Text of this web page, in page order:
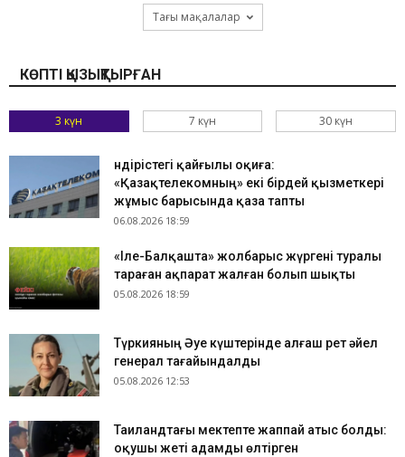
Тағы мақалалар
КӨПТІ ҚЫЗЫҚТЫРҒАН
3 күн 7 күн 30 күн
Өндірістегі қайғылы оқиға:
«Қазақтелекомның» екі бірдей қызметкері
жұмыс барысында қаза тапты
06.08.2026 18:59
«Іле-Балқашта» жолбарыс жүргені туралы
тараған ақпарат жалған болып шықты
05.08.2026 18:59
Түркияның Әуе күштерінде алғаш рет әйел
генерал тағайындалды
05.08.2026 12:53
Таиландтағы мектепте жаппай атыс болды:
оқушы жеті адамды өлтірген